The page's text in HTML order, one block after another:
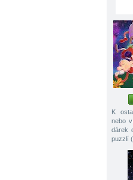
K
nebo
dárek
puzzlí